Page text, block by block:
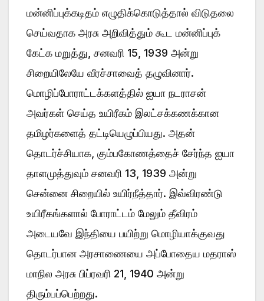
மன்னிப்புக்கடிதம் எழுதிக்கொடுத்தால் விடுதலை
செய்வதாக அரசு அறிவித்தும் கூட மன்னிப்புக்
கேட்க மறுத்து, சனவரி 15, 1939 அன்று
சிறையிலேயே வீரச்சாவைத் தழுவினார்.
மொழிப்போராட்டக்களத்தில் ஐயா நடராசன்
அவர்கள் செய்த உயிரீகம் இலட்சக்கணக்கான
தமிழர்களைத் தட்டியெழுப்பியது. அதன்
தொடர்ச்சியாக, கும்பகோணத்தைச் சேர்ந்த ஐயா
தாளமுத்துவும் சனவரி 13, 1939 அன்று
சென்னை சிறையில் உயிர்நீத்தார். இவ்விரண்டு
உயிரீகங்களால் போராட்டம் மேலும் தீவிரம்
அடையவே இந்தியை பயிற்று மொழியாக்குவது
தொடர்பான அரசாணையை அப்போதைய மதராஸ்
மாநில அரசு பிப்ரவரி 21, 1940 அன்று
திரும்பப்பெற்றது.